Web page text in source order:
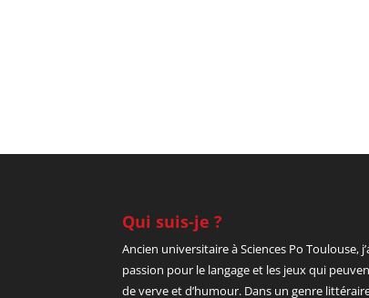
Qui suis-je ?
Ancien universitaire à Sciences Po Toulouse,
passion pour le langage et les jeux qui
de verve et d’humour. Dans un genre